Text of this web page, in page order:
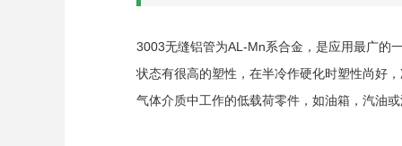
3003无缝铝管为AL-Mn系合金，是应用最广的
状态有很高的塑性，在半冷作硬化时塑性尚好
气体介质中工作的低载荷零件，如油箱，汽油